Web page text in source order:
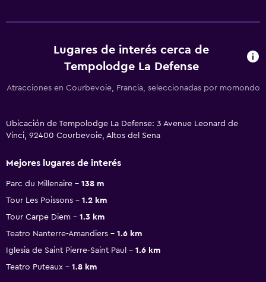
Lugares de interés cerca de
Tempolodge La Defense
Atracciones en Courbevoie, Francia, seleccionadas por momondo
Ubicación de Tempolodge La Defense: 3 Avenue Leonard de
Vinci, 92400 Courbevoie, Altos del Sena
Mejores lugares de interés
Parc du Millenaire
138 m
Tour Les Poissons
1.2 km
Tour Carpe Diem
1.3 km
Teatro Nanterre-Amandiers
1.6 km
Iglesia de Saint Pierre-Saint Paul
1.6 km
Teatro Puteaux
1.8 km